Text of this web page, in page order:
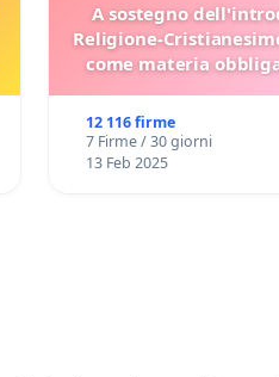
A sostegno
Religione-
come materia
12 116 firme
7 Firme / 30 giorni
13 Feb 2025